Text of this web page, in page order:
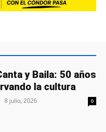
y Baila: 50 años
la cultura
8 julio, 2026 0